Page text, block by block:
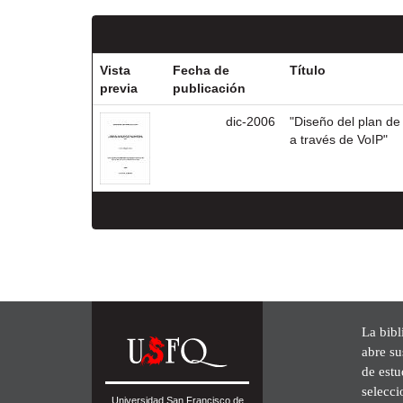
Vista
previa
Fecha de
publicación
Título
dic-2006
"Diseño del plan
a través de VoIP"
Universidad San Francisco de
La
abre
de